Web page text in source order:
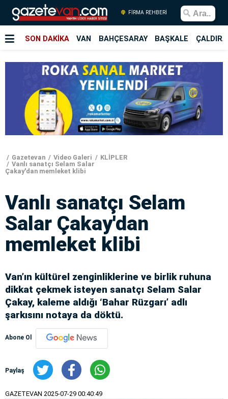
FİRMA REHBERİ
SON DAKİKA VAN BAHÇESARAY BAŞKALE
Gazetevan Video Galeri
KLİPLER
Vanlı sanatçı Selam Salar
Çakay'dan memleket klibi
Vanlı sanatçı Selam
Salar Çakay'dan
memleket klibi
Van’ın kültürel zenginliklerine ve birlik ruhuna
dikkat çekmek isteyen sanatçı Selam Salar
Çakay, kaleme aldığı ‘Bahar Rüzgarı’ adlı
şarkısını notaya da döktü.
Abone Ol
Paylaş
GAZETEVAN 2025-07-29 00:40:49